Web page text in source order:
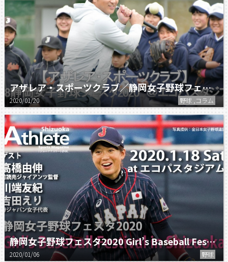
アザレア・スポーツクラブ／静岡女子野球フェスタ2020
2020/01/20 野球 ,コラム
静岡女子野球フェスタ2020 Girl’s Baseball Festival in Shizuoka
2020/01/06 野球